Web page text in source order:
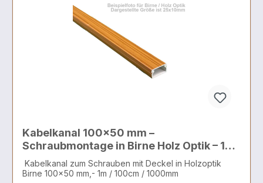
Kabelkanal 100x50 mm –
Schraubmontage in Birne Holz Optik – 1
Meter
Kabelkanal zum Schrauben mit Deckel in Holzoptik
Birne 100x50 mm,- 1m / 100cm / 1000mm